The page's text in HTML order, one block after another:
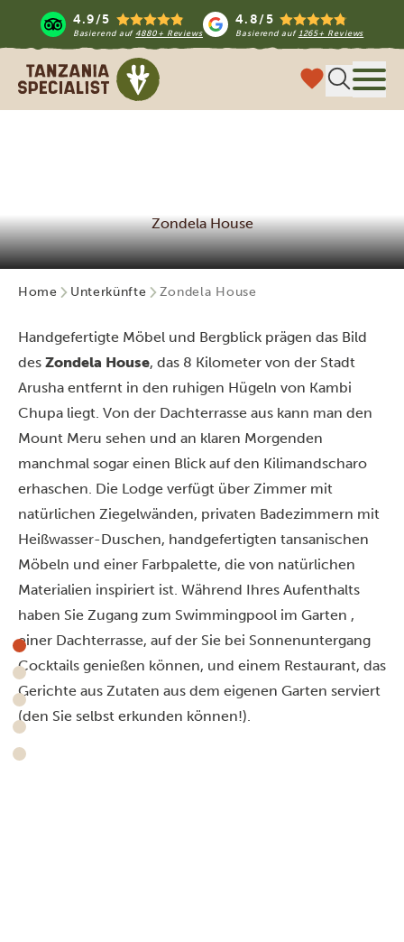
4.9/5
Basierend auf 4880+ Reviews
4.8/5
Basierend auf 1265+ Reviews
Tanzania Specialist
Zondela House
Home Unterkünfte Zondela House
Handgefertigte Möbel und Bergblick prägen das Bild
des Zondela House, das 8 Kilometer von der Stadt
Arusha entfernt in den ruhigen Hügeln von Kambi
Chupa liegt. Von der Dachterrasse aus kann man den
Mount Meru sehen und an klaren Morgenden
manchmal sogar einen Blick auf den Kilimandscharo
erhaschen. Die Lodge verfügt über Zimmer mit
natürlichen Ziegelwänden, privaten Badezimmern mit
Heißwasser-Duschen, handgefertigten tansanischen
Möbeln und einer Farbpalette, die von natürlichen
Materialien inspiriert ist. Während Ihres Aufenthalts
haben Sie Zugang zum Swimmingpool im Garten ,
einer Dachterrasse, auf der Sie bei Sonnenuntergang
Cocktails genießen können, und einem Restaurant, das
Gerichte aus Zutaten aus dem eigenen Garten serviert
(den Sie selbst erkunden können!).